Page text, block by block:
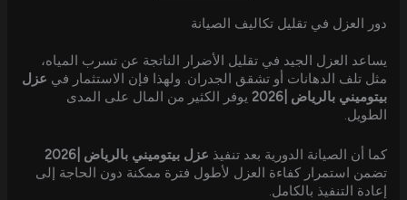
دور العزل في تقليل تكاليف الصيانة
يساعد العزل الجيد في تقليل الأضرار الناتجة عن تسرب المياه،
مثل تلف الدهانات أو تشقق الجدران. ولهذا فإن الاستثمار في عزل
بيتوميني بالرياض |2026
يوفر الكثير من المال على المدى
الطويل.
كما أن الصيانة الدورية بعد تنفيذ عزل بيتوميني بالرياض |2026
تضمن استمرار كفاءة العزل لأطول فترة ممكنة دون الحاجة إلى
إعادة التنفيذ بالكامل.